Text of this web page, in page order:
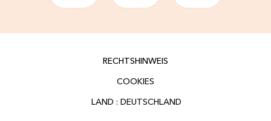
RECHTSHINWEIS
COOKIES